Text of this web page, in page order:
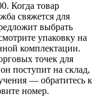
Когда товар
свяжется для
выбрать
упаковку на
комплектации.
точек для
поступит на склад,
— обратитесь к
номер.